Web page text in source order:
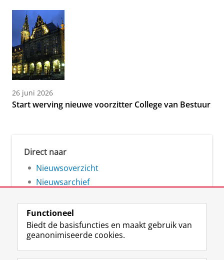
26 juni 2026
Start werving nieuwe voorzitter College van Bestuur
Direct naar
Nieuwsoverzicht
Nieuwsarchief
Volg de RUG
F
L
R I
Y
Functioneel
Biedt de basisfuncties en maakt gebruik van
geanonimiseerde cookies.